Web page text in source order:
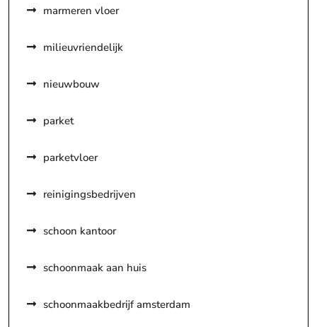
marmeren vloer
milieuvriendelijk
nieuwbouw
parket
parketvloer
reinigingsbedrijven
schoon kantoor
schoonmaak aan huis
schoonmaakbedrijf amsterdam